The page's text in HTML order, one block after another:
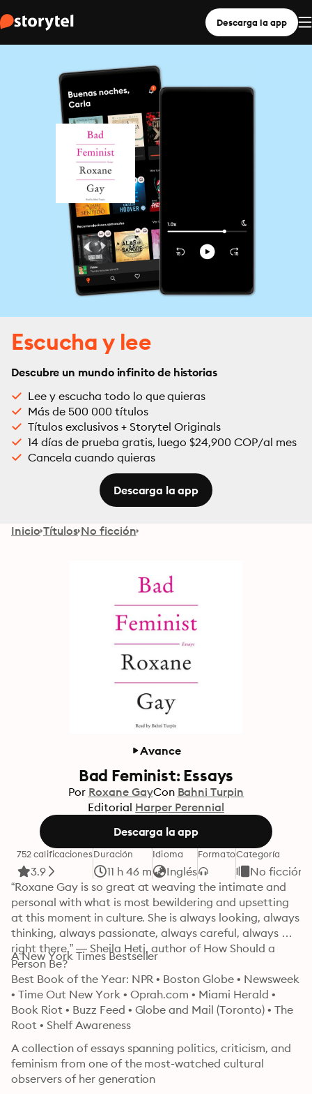
Descarga la app
Escucha y lee
Descubre un mundo infinito de historias
Lee y escucha todo lo que quieras
Más de 500 000 títulos
Títulos exclusivos + Storytel Originals
14 días de prueba gratis, luego $24,900 COP/al mes
Cancela cuando quieras
Descarga la app
Inicio Títulos No ficción
Avance
Bad Feminist: Essays
Por Roxane GayCon Bahni Turpin
Editorial Harper Perennial
Descarga la app
752 calificaciones
3.9
Duración
11 h 46 m
Idioma
Inglés
FormatoCategoría
No ficción
“Roxane Gay is so great at weaving the intimate and
personal with what is most bewildering and upsetting
at this moment in culture. She is always looking, always
thinking, always passionate, always careful, always
right there.” — Sheila Heti, author of How Should a
Person Be?
A New York Times Bestseller
Best Book of the Year: NPR • Boston Globe • Newsweek
• Time Out New York • Oprah.com • Miami Herald •
Book Riot • Buzz Feed • Globe and Mail (Toronto) • The
Root • Shelf Awareness
A collection of essays spanning politics, criticism, and
feminism from one of the most-watched cultural
observers of her generation